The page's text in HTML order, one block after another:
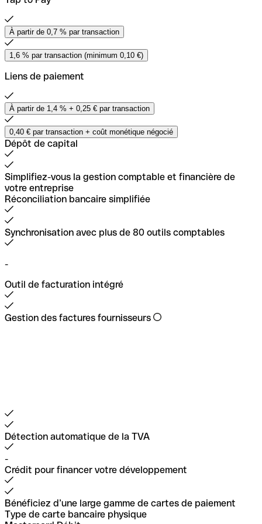
Tap to Pay
À partir de 0,7 % par transaction
1,6 % par transaction (minimum 0,10 €)
Liens de paiement
À partir de 1,4 % + 0,25 € par transaction
0,40 € par transaction + coût monétique négocié
Dépôt de capital
À partir de 0,7 % par transaction
1,6 % par transaction (minimum 0,10 €)
Liens de paiement
À partir de 1,4 % + 0,25 € par transaction
0,40 € par transaction + coût monétique négocié
Dépôt de capital
Simplifiez-vous la gestion comptable et financière de
votre entreprise
Réconciliation bancaire simplifiée
Synchronisation avec plus de 80 outils comptables
-
Outil de facturation intégré
Gestion des factures fournisseurs
Détection automatique de la TVA
-
Crédit pour financer votre développement
Bénéficiez d’une large gamme de cartes de paiement
Type de carte bancaire physique